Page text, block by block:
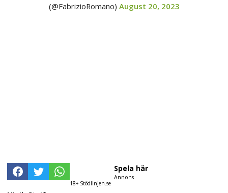
(@FabrizioRomano) August 20, 2023
18+ Stödlinjen.se
Spela här
Annons